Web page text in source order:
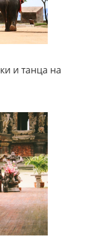
и танца на